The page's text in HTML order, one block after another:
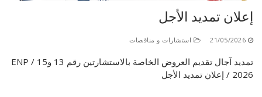
إعلان تمديد الأجل
21/05/2026 استشارات و مناقصات
تمديد آجال تقديم العروض الخاصة بالاستشارتين رقم 13 و15 / ENP
/ 2026 إعلان تمديد الأجل